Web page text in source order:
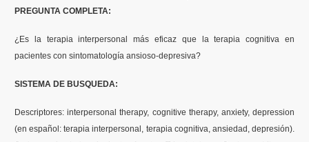
Formación
PREGUNTA COMPLETA:
¿Es la terapia interpersonal más eficaz que la terapia cognitiva en
pacientes con sintomatología ansioso-depresiva?
SISTEMA DE BUSQUEDA:
Descriptores: interpersonal therapy, cognitive therapy, anxiety, depression
(en español: terapia interpersonal, terapia cognitiva, ansiedad, depresión).